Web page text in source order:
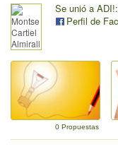
Se unió a
Perfil de
0 Propuestas